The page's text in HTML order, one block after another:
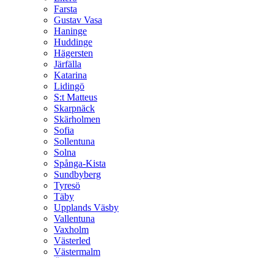
Farsta
Gustav Vasa
Haninge
Huddinge
Hägersten
Järfälla
Katarina
Lidingö
S:t Matteus
Skarpnäck
Skärholmen
Sofia
Sollentuna
Solna
Spånga-Kista
Sundbyberg
Tyresö
Täby
Upplands Väsby
Vallentuna
Vaxholm
Västerled
Västermalm